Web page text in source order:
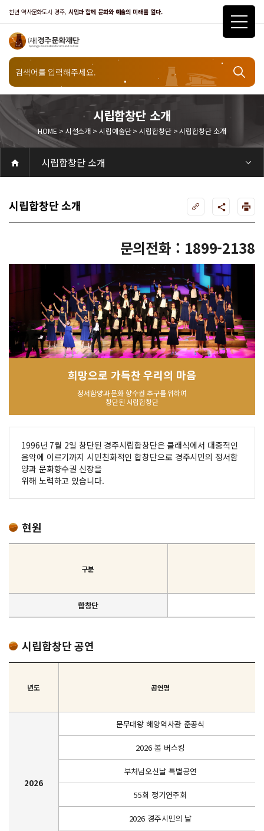
천년 역사문화도시 경주, 시민과 함께 문화와 예술의 미래를 열다.
시립합창단 소개
HOME > 시설소개 > 시립예술단 > 시립합창단 > 시립합창단 소개
시설소개
시립합창단
시립합창단 소개
공연
공연일정
객석안내
화랑홀
화랑홀 2층
화랑홀 3층
원화홀
티켓안내
티켓안내
티켓예매
티켓수령
할인규정
취소·환불규정
문화나눔티켓
공연예절·서비스
공연장 관람예절
공연장 편의서비스
전시
전시일정
현재전시
예정전시
지난전시
전시연계교육신청
알천미술관소장품
전시예절·서비스
미술관 관람예절
미술관 편의서비스
아카데미
교육일정
문화행사
행사일정
행사소개
경주 대릉원돌담길 축제
국제경주역사문화포럼
금속공예관
경주 e스포츠 페스티벌
돗자리피크닉
국제경주역사문화포럼
교촌문화공연 신라오기
신라문화제
국제뮤직페스티벌
경주문화관1918
교촌버스킹
지역예술인 지원사업
봉황대 뮤직스퀘어
경주국악여행
제야의 종 타종식
한수원아트페스티벌
한복문화주간
동아시아 문화도시
MyK FESTA in 경주
경주시 관광기념품 공모전
뉴스
갤러리
대관
대관공고·절차
경주예술의전당
경주문화관1918
대관운영조례
운영조례
경주예술의전당
운영규칙
공연장 및 부대시설
알천미술관
경주문화관1918
사용료
경주예술의전당
경주문화관1918
대관신청
경주예술의전당
경주문화관1918
시설소개
경주예술의전당
시설소개
공연장
화랑홀
원화홀
알천미술관
기타시설
경주문화관1918
시립예술단
시립극단
시립극단 소개
단원현황
시립합창단
시립합창단 소개
단원현황
시립신라고취대
시립신라고취대 소개
단원현황
연간일정
열린마당
공지사항
공지사항
입찰정보
채용정보
자료실
홍보·보도자료
서식·매뉴얼
웹진
Q&A
FAQ
가입 및 정보
공연
전시
아카데미
대관
기타
질문과답변
우수고객
회원안내 · 혜택
우수고객
경주문화재단
인사말
재단소개
비전전략
사업안내
연혁
재단CI
조직도
ESG 윤리·경영
ESG경영 선언문
인권경영선언문
임직원행동강령
문화서비스윤리헌장
통합신고센터
경영공시
경영목표 예산서 운영계획
결산서
임원 및 운영인력 현황 인건비 예산 집행현황
경영실적
외부기관 감사
기타공시
계약현황
기부금현황
업무추진비 복리후생비 내역
오시는길
경주예술의전당
경주문화관1918
신라금속공예관
시립합창단 소개
문의전화 : 1899-2138
희망으로 가득찬 우리의 마음
정서함양과 문화 향수권 추구를 위하여
창단된 시립합창단
1996년 7월 2일 창단된 경주시립합창단은 클래식에서 대중적인
음악에 이르기까지 시민친화적인 합창단으로 경주시민의 정서함
양과 문화향수권 신장을
위해 노력하고 있습니다.
현원
구분
합창단
시립합창단 공연
년도 공연명
2026
문무대왕 해양역사관 준공식
2026 봄 버스킹
부처님오신날 특별공연
55회 정기연주회
2026 경주시민의 날